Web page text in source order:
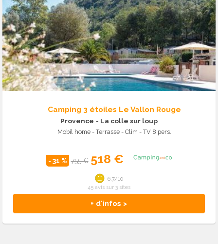
Camping 3 étoiles Le Vallon Rouge
Provence - La colle sur loup
Mobil home - Terrasse - Clim - TV 8 pers.
- 31 % 755 € 518 €
+ d'infos >
6.7/10
45 avis sur 3 sites